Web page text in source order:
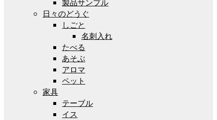
製品サンプル
日々のどうぐ
しごと
名刺入れ
たべる
あそぶ
アロマ
ペット
家具
テーブル
イス